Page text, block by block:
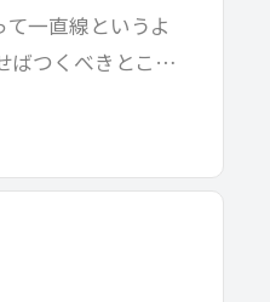
一直線というよ
ばつくべきところ